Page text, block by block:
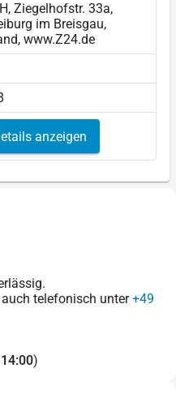
Ziegelhofstr. 33a,
im Breisgau,
www.Z24.de
anzeigen
telefonisch unter+49
14:00)